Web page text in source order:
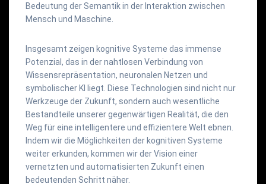
Bedeutung der Semantik in der Interaktion zwischen
Mensch und Maschine.
Insgesamt zeigen kognitive Systeme das immense
Potenzial, das in der nahtlosen Verbindung von
Wissensrepräsentation, neuronalen Netzen und
symbolischer KI liegt. Diese Technologien sind nicht nur
Werkzeuge der Zukunft, sondern auch wesentliche
Bestandteile unserer gegenwärtigen Realität, die den
Weg für eine intelligentere und effizientere Welt ebnen.
Indem wir die Möglichkeiten der kognitiven Systeme
weiter erkunden, kommen wir der Vision einer
vernetzten und automatisierten Zukunft einen
bedeutenden Schritt näher.